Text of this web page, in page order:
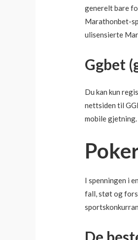
generelt bare
Marathonbet-
ulisensierte
Ggbet
Du kan kun
nettsiden til
mobile gjetning.
I spenningen i
fall, støt og
De